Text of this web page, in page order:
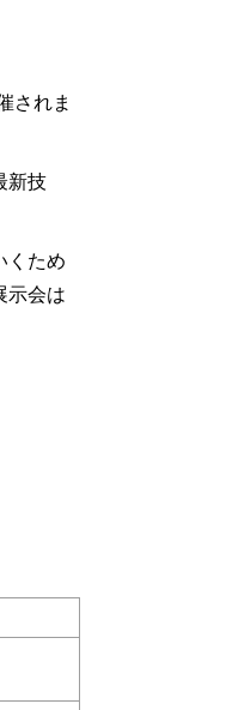
されま
新技
くため
示会は